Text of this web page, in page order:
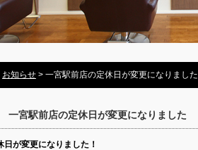
お知らせ > 一宮駅前店の定休日が変更になりました
一宮駅前店の定休日が変更になりました
が変更になりました！